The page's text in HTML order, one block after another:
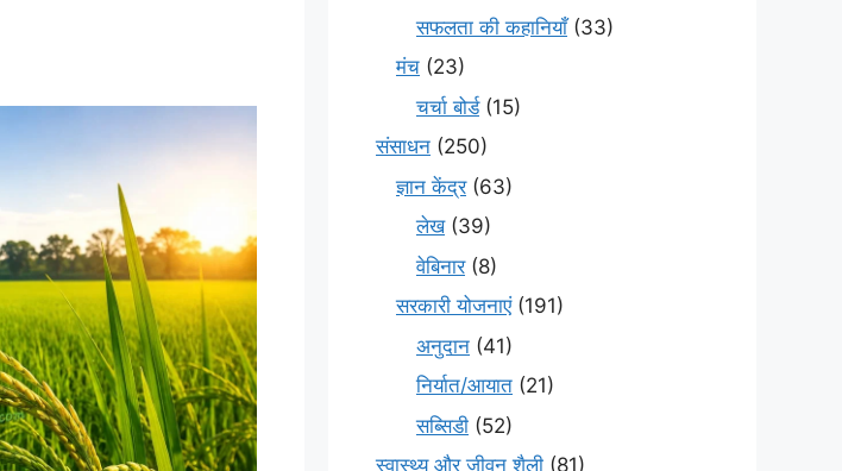
सफलता की कहानियाँ(33)
मंच (23)
चर्चा बोर्ड(15)
संसाधन (250)
ज्ञान केंद्र(63)
लेख(39)
वेबिनार(8)
सरकारी योजनाएं(191)
अनुदान (41)
निर्यात/आयात (21)
सब्सिडी (52)
स्वास्थ्य और जीवन शैली (81)